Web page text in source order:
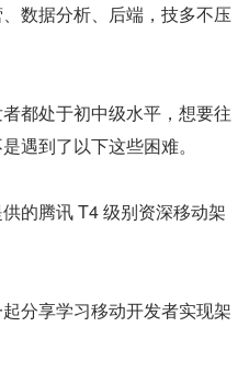
数据分析、后端，技多不压
都处于初中级水平，想要往
遇到了以下这些困难。
的腾讯 T4 级别资深移动架
分享学习移动开发者实现架